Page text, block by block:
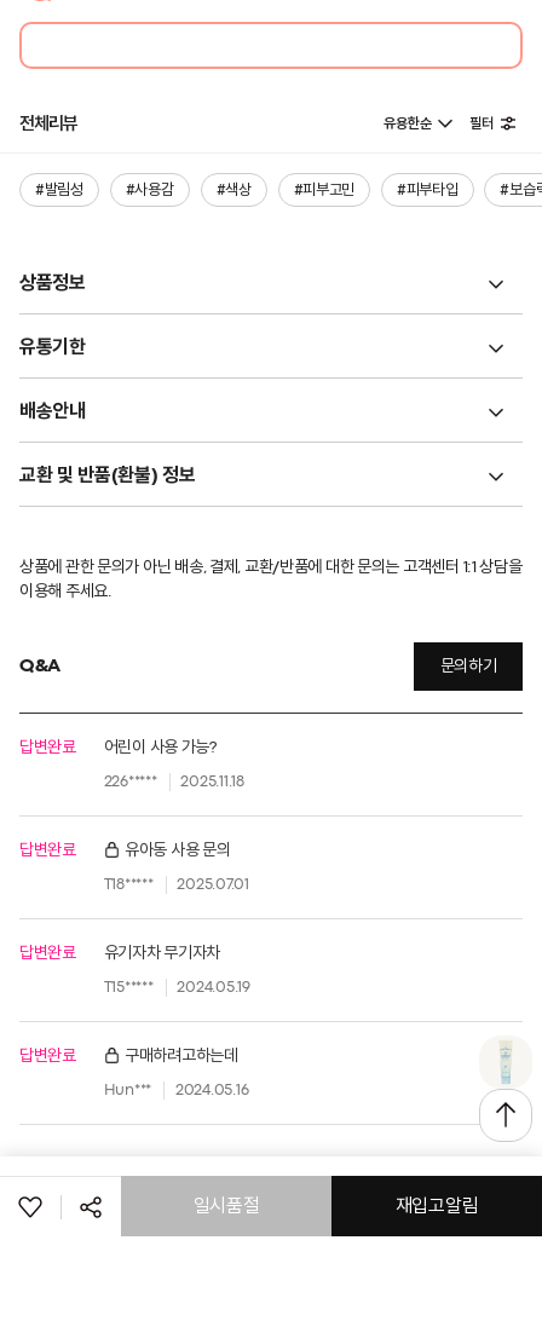
일시품절 재입고알림
전체리뷰 유용한순 필터
#발림성 #사용감 #색상 #피부고민 #피부타입 #보습
상품정보
유통기한
배송안내
교환 및 반품(환불) 정보
상품에 관한 문의가 아닌 배송, 결제, 교환/반품에 대한 문의는 고객센터 1:1 상담을
이용해 주세요.
Q&A 문의하기
답변완료 어린이 사용 가능?
226***** 2025.11.18
답변완료 유아동 사용 문의
T18***** 2025.07.01
답변완료 유기자차 무기자차
T15***** 2024.05.19
답변완료 구매하려고하는데
Hun*** 2024.05.16